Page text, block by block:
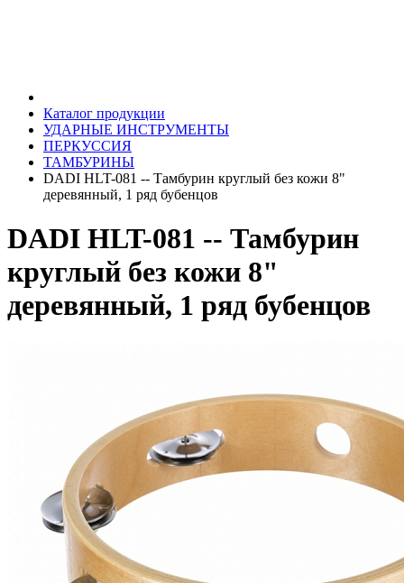
Каталог продукции
УДАРНЫЕ ИНСТРУМЕНТЫ
ПЕРКУССИЯ
ТАМБУРИНЫ
DADI HLT-081 -- Тамбурин круглый без кожи 8"
деревянный, 1 ряд бубенцов
DADI HLT-081 -- Тамбурин
круглый без кожи 8"
деревянный, 1 ряд бубенцов